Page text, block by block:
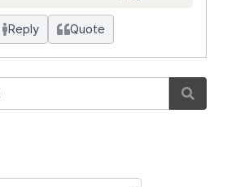
Reply Quote